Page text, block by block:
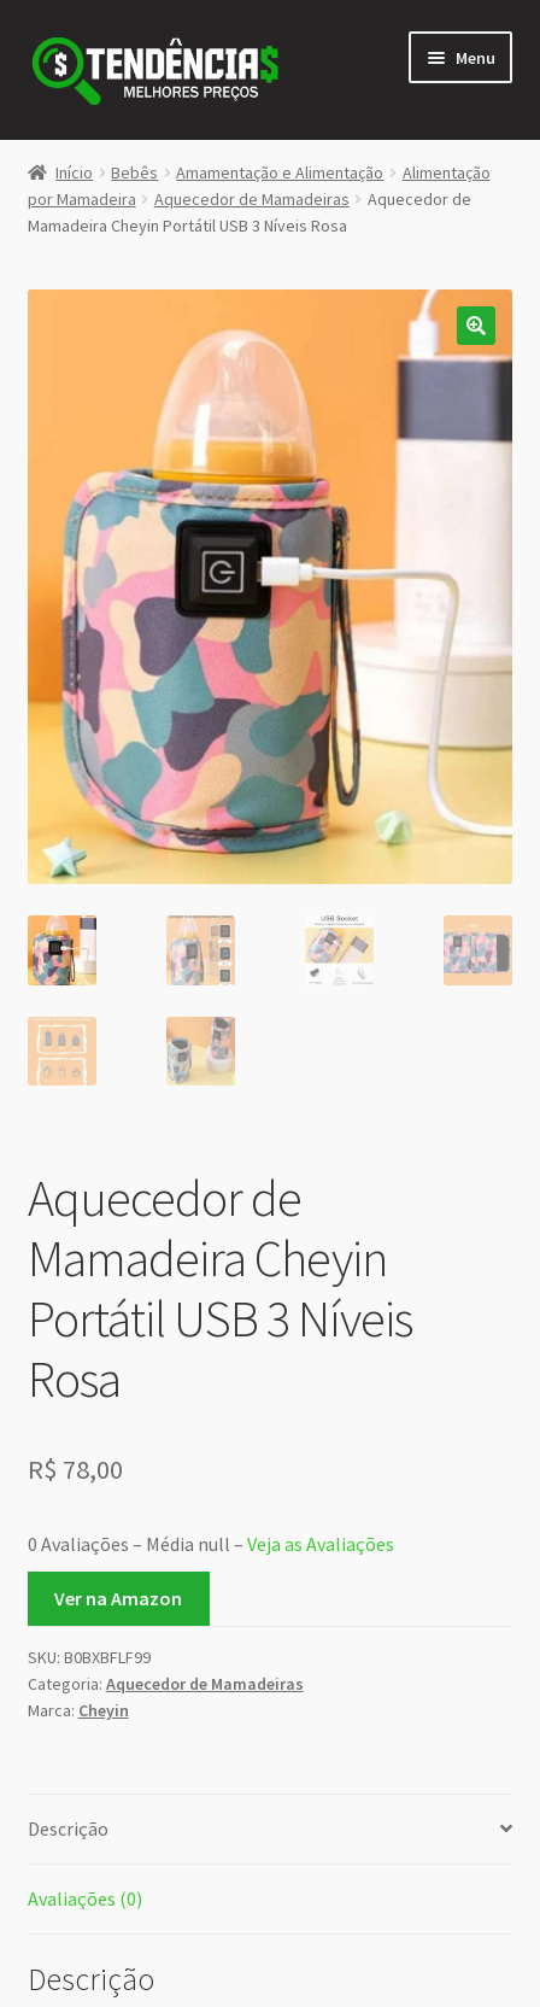
Pular
para
navegação
Pular
para
conteúdo
Menu
LOJA
<>
Início Bebês Amamentação e Alimentação
Alimentação
por Mamadeira
Aquecedor de Mamadeiras
Aquecedor de
Mamadeira Cheyin Portátil USB 3 Níveis Rosa
Aquecedor de
Mamadeira Cheyin
Portátil USB 3 Níveis
Rosa
R$ 78,00
0 Avaliações – Média null – Veja as Avaliações
Ver na Amazon
SKU: B0BXBFLF99
Categoria: Aquecedor de Mamadeiras
Marca: Cheyin
Descrição
Avaliações (0)
Descrição